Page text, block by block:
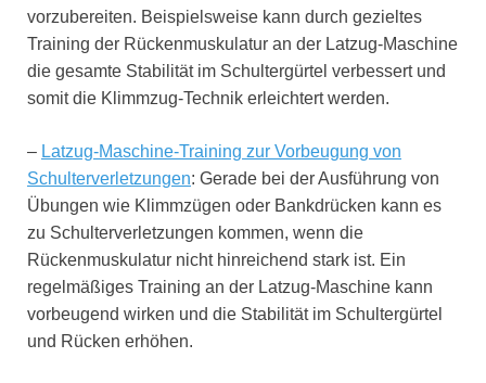
vorzubereiten. Beispielsweise kann durch gezieltes
Training der Rückenmuskulatur an der Latzug-Maschine
die gesamte Stabilität im Schultergürtel verbessert und
somit die Klimmzug-Technik erleichtert werden.
– Latzug-Maschine-Training zur Vorbeugung von
Schulterverletzungen: Gerade bei der Ausführung von
Übungen wie Klimmzügen oder Bankdrücken kann es
zu Schulterverletzungen kommen, wenn die
Rückenmuskulatur nicht hinreichend stark ist. Ein
regelmäßiges Training an der Latzug-Maschine kann
vorbeugend wirken und die Stabilität im Schultergürtel
und Rücken erhöhen.